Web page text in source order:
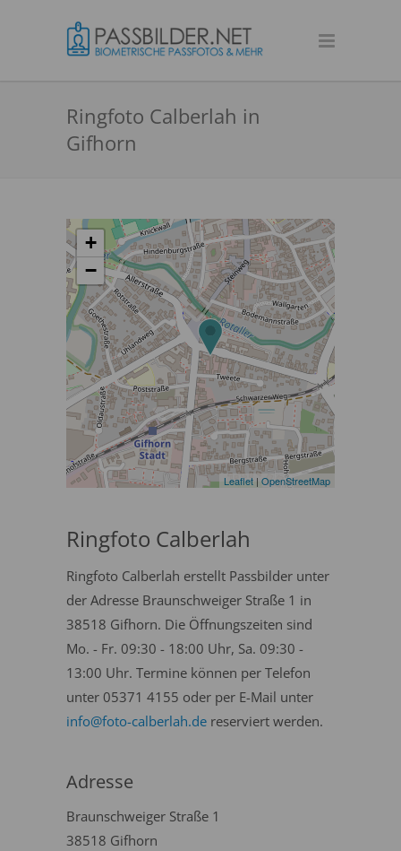
Ringfoto Calberlah in
Gifhorn
+
−
Leaflet | OpenStreetMap
Ringfoto Calberlah
Ringfoto Calberlah erstellt Passbilder unter
der Adresse Braunschweiger Straße 1 in
38518 Gifhorn. Die Öffnungszeiten sind
Mo. - Fr. 09:30 - 18:00 Uhr, Sa. 09:30 -
13:00 Uhr. Termine können per Telefon
unter 05371 4155 oder per E-Mail unter
info@foto-calberlah.de reserviert werden.
Adresse
Braunschweiger Straße 1
38518 Gifhorn